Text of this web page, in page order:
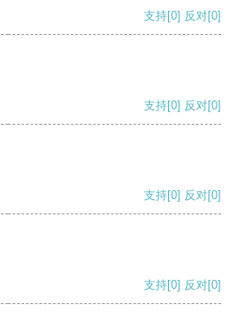
支持[0] 反对[0]
支持[0] 反对[0]
支持[0] 反对[0]
支持[0] 反对[0]